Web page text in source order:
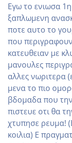
Εγω το ενιωσα
ξαπλωμενη
ποτε αυτο το
που
κατευθειαν με
μανουλες
αλλες νωριτερα
μενα το πιο
βδομαδα που
πιστευε οτι θα
χτυπησε ρευμα!
κοιλια) Ε